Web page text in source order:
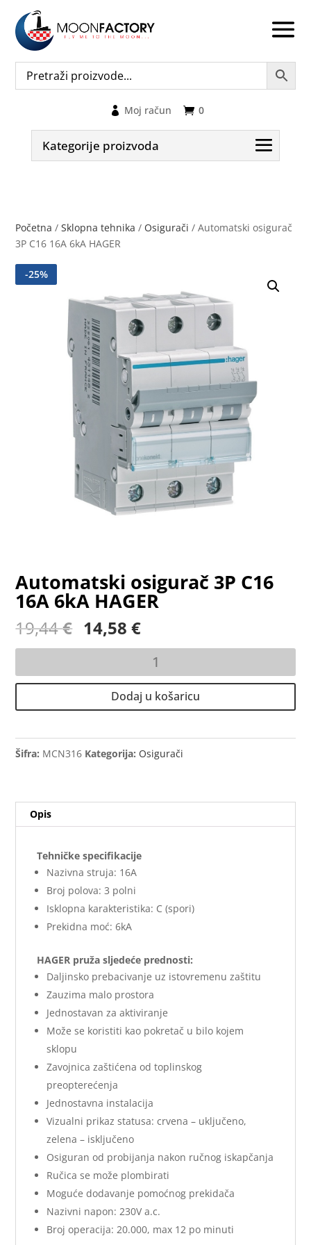
0
Moj račun
Kategorije proizvoda
Početna /Sklopna tehnika / Osigurači / Automatski osigurač
3P C16 16A 6kA HAGER
-25%
Automatski osigurač 3P C16
16A 6kA HAGER
19,44€ Izvorna
cijena
je:
19,44 €.
14,58€Trenutna
cijena
je:
14,58 €.
3P
6kA
HAGER
Dodaj u košaricu
Šifra: MCN316 Kategorija: Osigurači
Opis
Tehničke specifikacije
Nazivna struja: 16A
Broj polova: 3 polni
Isklopna karakteristika: C (spori)
Prekidna moć: 6kA
HAGER pruža sljedeće prednosti:
Daljinsko prebacivanje uz istovremenu zaštitu
Zauzima malo prostora
Jednostavan za aktiviranje
Može se koristiti kao pokretač u bilo kojem
sklopu
Zavojnica zaštićena od toplinskog
preopterećenja
Jednostavna instalacija
Vizualni prikaz statusa: crvena – uključeno,
zelena – isključeno
Osiguran od probijanja nakon ručnog iskapčanja
Ručica se može plombirati
Moguće dodavanje pomoćnog prekidača
Nazivni napon: 230V a.c.
Broj operacija: 20.000, max 12 po minuti